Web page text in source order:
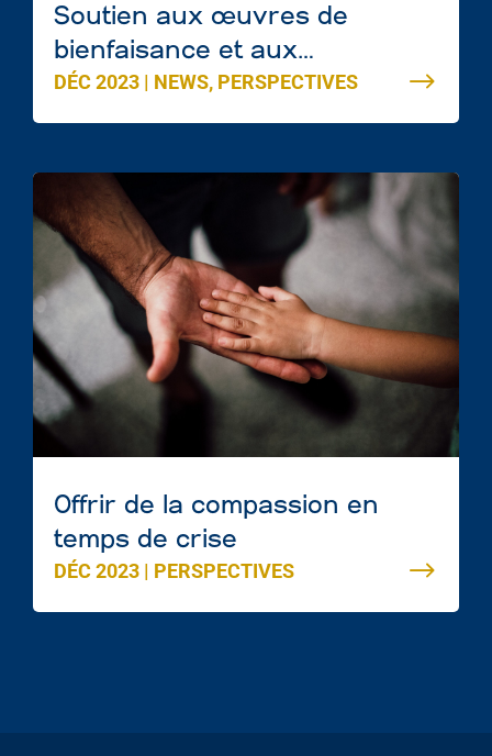
Soutien aux œuvres de
bienfaisance et aux
communautés d’Edmonton en
cette période des Fêtes
DÉC 2023 | NEWS, PERSPECTIVES
Offrir de la compassion en
temps de crise
DÉC 2023 | PERSPECTIVES